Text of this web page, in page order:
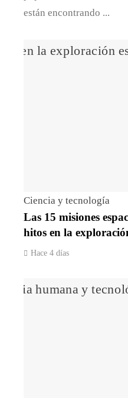
están encontrando ...
Ciencia y tecnología
Las 15 misiones
hitos en la
Hace 4 días